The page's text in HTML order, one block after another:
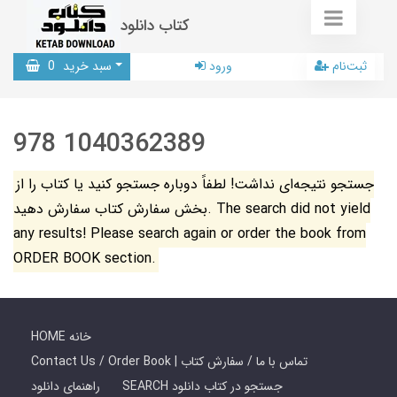
کتاب دانلود
سبد خرید 0 ورود ثبت‌نام
978 1040362389
جستجو نتیجه‌ای نداشت! لطفاً دوباره جستجو کنید یا کتاب را از
بخش سفارش کتاب سفارش دهید. The search did not yield
any results! Please search again or order the book from
ORDER BOOK section.
HOME خانه
Contact Us / Order Book | تماس با ما / سفارش کتاب
راهنمای دانلود
SEARCH جستجو در کتاب دانلود